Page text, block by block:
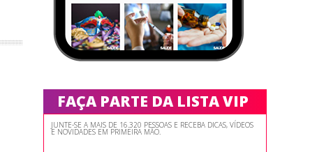
FAÇA PARTE DA LISTA VIP
JUNTE-SE A MAIS DE 16.320 PESSOAS E RECEBA DICAS, VÍDEOS
E NOVIDADES EM PRIMEIRA MÃO.